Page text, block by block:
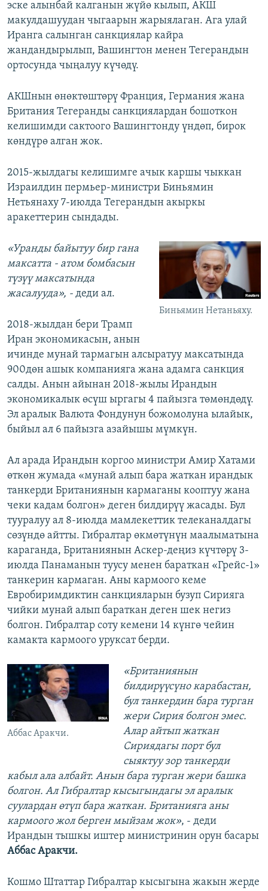
эске алынбай калганын жүйө кылып, АКШ
макулдашуудан чыгаарын жарыялаган. Ага улай
Иранга салынган санкциялар кайра
жандандырылып, Вашингтон менен Тегерандын
ортосунда чыңалуу күчөдү.
АКШнын өнөктөштөрү Франция, Германия жана
Британия Тегеранды санкциялардан бошоткон
келишимди сактоого Вашингтонду үндөп, бирок
көндүрө алган жок.
2015-жылдагы келишимге ачык каршы чыккан
Израилдин пермьер-министри Биньямин
Нетьянаху 7-июлда Тегерандын акыркы
аракеттерин сындады.
Биньямин Нетаньяху.
«Уранды байытуу бир гана
максатта - атом бомбасын
түзүү максатында
жасалууда», - деди ал.
2018-жылдан бери Трамп
Иран экономикасын, анын
ичинде мунай тармагын алсыратуу максатында
900дөн ашык компанияга жана адамга санкция
салды. Анын айынан 2018-жылы Ирандын
экономикалык өсүш ыргагы 4 пайызга төмөндөдү.
Эл аралык Валюта Фондунун божомолуна ылайык,
быйыл ал 6 пайызга азайышы мүмкүн.
Ал арада Ирандын коргоо министри Амир Хатами
өткөн жумада «мунай алып бара жаткан ирандык
танкерди Британиянын кармаганы кооптуу жана
чеки кадам болгон» деген билдирүү жасады. Бул
тууралуу ал 8-июлда мамлекеттик телеканалдагы
сөзүндө айтты. Гибралтар өкмөтүнүн маалыматына
караганда, Британиянын Аскер-деңиз күчтөрү 3-
июлда Панаманын туусу менен бараткан «Грейс-1»
танкерин кармаган. Аны кармоого кеме
Евробиримдиктин санкцияларын бузуп Сирияга
чийки мунай алып бараткан деген шек негиз
болгон. Гибралтар соту кемени 14 күнгө чейин
камакта кармоого уруксат берди.
Аббас Аракчи.
«Британиянын
билдирүүсүно карабастан,
бул танкердин бара турган
жери Сирия болгон эмес.
Алар айтып жаткан
Сириядагы порт бул
сыяктуу зор танкерди
кабыл ала албайт. Анын бара турган жери башка
болгон. Ал Гибралтар кысыгындагы эл аралык
суулардан өтүп бара жаткан. Британияга аны
кармоого жол берген мыйзам жок», - деди
Ирандын тышкы иштер министринин орун басары
Аббас Аракчи.
Кошмо Штаттар Гибралтар кысыгына жакын жерде